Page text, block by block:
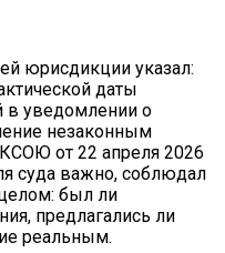
юрисдикции указал:
даты
в уведомлении о
незаконным
от 22 апреля 2026
суда важно, соблюдал
был ли
предлагались ли
реальным.